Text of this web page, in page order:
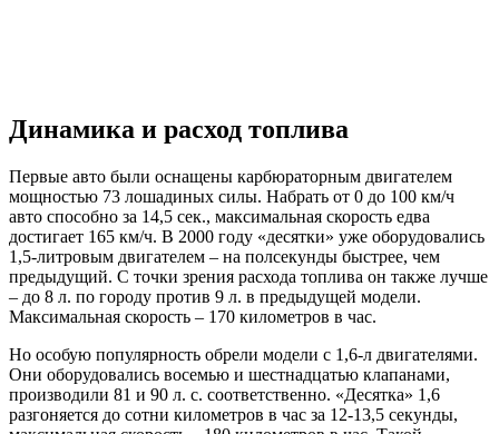
Динамика и расход топлива
Первые авто были оснащены карбюраторным двигателем
мощностью 73 лошадиных силы. Набрать от 0 до 100 км/ч
авто способно за 14,5 сек., максимальная скорость едва
достигает 165 км/ч. В 2000 году «десятки» уже оборудовались
1,5-литровым двигателем – на полсекунды быстрее, чем
предыдущий. С точки зрения расхода топлива он также лучше
– до 8 л. по городу против 9 л. в предыдущей модели.
Максимальная скорость – 170 километров в час.
Но особую популярность обрели модели с 1,6-л двигателями.
Они оборудовались восемью и шестнадцатью клапанами,
производили 81 и 90 л. с. соответственно. «Десятка» 1,6
разгоняется до сотни километров в час за 12-13,5 секунды,